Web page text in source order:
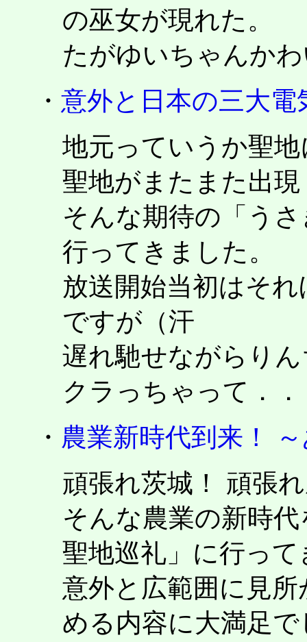
の巫女が現れた。
たがゆいちゃんか
・ 意外と日本の三大
地元っていうか聖
聖地がまたまた出現
そんな期待の「う
行ってきました。
放送開始当初はそ
ですが（汗
遅れ馳せながらり
クラっちゃって．
・ 農業新時代到来！
頑張れ茨城！ 頑張
そんな農業の新時
聖地巡礼」に行っ
意外と広範囲に見
める内容に大満足